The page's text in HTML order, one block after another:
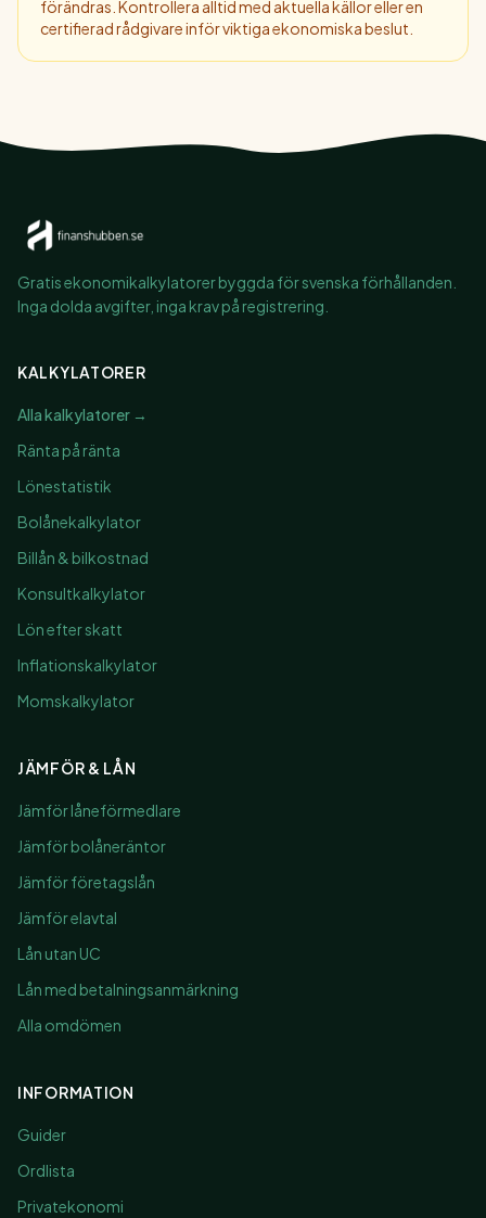
förändras. Kontrollera alltid med aktuella källor eller en
certifierad rådgivare inför viktiga ekonomiska beslut.
Gratis ekonomikalkylatorer byggda för svenska förhållanden.
Inga dolda avgifter, inga krav på registrering.
KALKYLATORER
Alla kalkylatorer →
Ränta på ränta
Lönestatistik
Bolånekalkylator
Billån & bilkostnad
Konsultkalkylator
Lön efter skatt
Inflationskalkylator
Momskalkylator
JÄMFÖR & LÅN
Jämför låneförmedlare
Jämför bolåneräntor
Jämför företagslån
Jämför elavtal
Lån utan UC
Lån med betalningsanmärkning
Alla omdömen
INFORMATION
Guider
Ordlista
Privatekonomi